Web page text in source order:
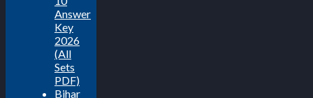
Answer
Key
2026
(All
Sets
PDF)
Bihar